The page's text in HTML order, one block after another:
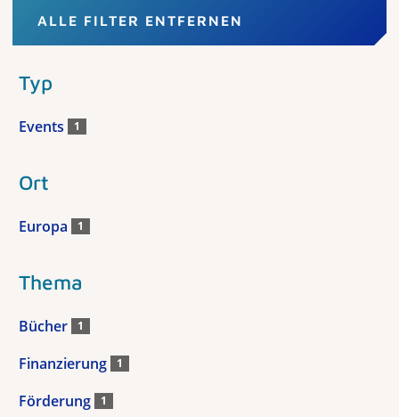
ALLE FILTER ENTFERNEN
Typ
Events 1
Ort
Europa 1
Thema
Bücher 1
Finanzierung 1
Förderung 1